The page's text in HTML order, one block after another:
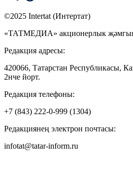
©2025 Intertat (Интертат)
«ТАТМЕДИА» акционерлык
Редакция адресы:
420066, Татарстан Республикасы,
2нче йорт.
Редакция телефоны:
+7 (843) 222-0-999 (1304)
Редакциянең электрон почтасы:
infotat@tatar-inform.ru